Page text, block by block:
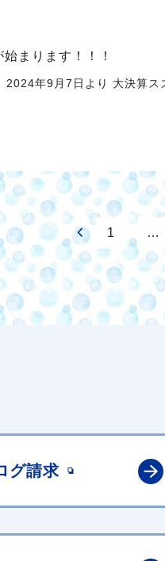
まります！！！
2024年9月7日より 大決算ス
1 …
グ請求